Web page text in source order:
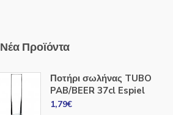
Νέα Προϊόντα
Ποτήρι σωλήνας TUBO
PAB/BEER 37cl Espiel
1,79€